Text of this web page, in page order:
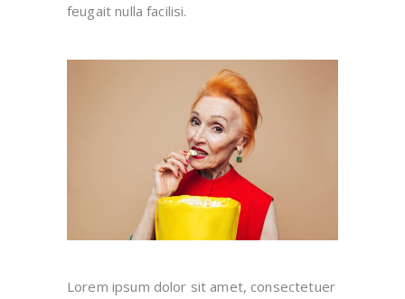
feugait nulla facilisi.
Lorem ipsum dolor sit amet, consectetuer